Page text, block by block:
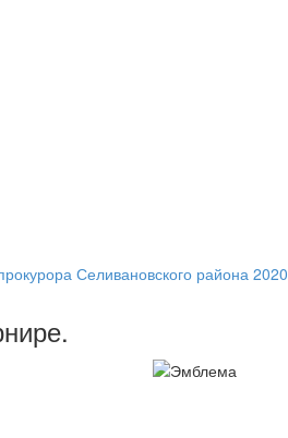
Селивановского района 2020
.